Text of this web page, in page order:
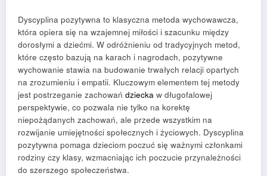
Dyscyplina pozytywna to klasyczna metoda wychowawcza,
która opiera się na wzajemnej miłości i szacunku między
dorosłymi a dziećmi. W odróżnieniu od tradycyjnych metod,
które często bazują na karach i nagrodach, pozytywne
wychowanie stawia na budowanie trwałych relacji opartych
na zrozumieniu i empatii. Kluczowym elementem tej metody
jest postrzeganie zachowań dziecka w długofalowej
perspektywie, co pozwala nie tylko na korektę
niepożądanych zachowań, ale przede wszystkim na
rozwijanie umiejętności społecznych i życiowych. Dyscyplina
pozytywna pomaga dzieciom poczuć się ważnymi członkami
rodziny czy klasy, wzmacniając ich poczucie przynależności
do szerszego społeczeństwa.